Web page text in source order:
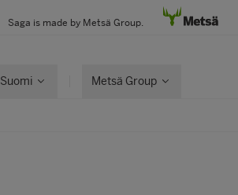
Saga is made by Metsä Group.
Suomi Metsä Group